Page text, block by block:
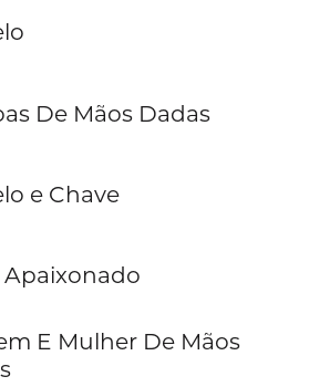
De Mãos Dadas
e Chave
Apaixonado
E Mulher De Mãos